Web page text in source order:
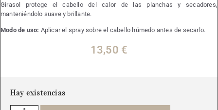
Girasol protege el cabello del calor de las planchas y secadores,
manteniéndolo suave y brillante.
Modo de uso: Aplicar el spray sobre el cabello húmedo antes de secarlo.
13,50 €
Hay existencias